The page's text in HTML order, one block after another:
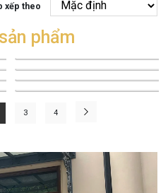
xếp theo
phẩm
3 4